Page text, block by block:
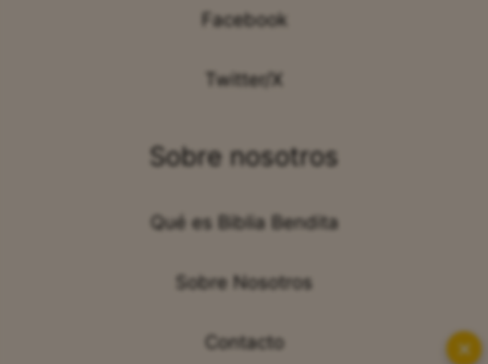
Facebook
Twitter/X
Sobre nosotros
Qué es Biblia Bendita
Sobre Nosotros
Contacto ✕